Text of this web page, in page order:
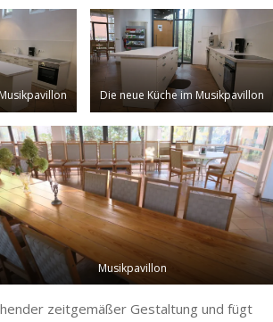
Die neue Küche im Musikpavillon
Musikpavillon
zeitgemäßer Gestaltung und fügt